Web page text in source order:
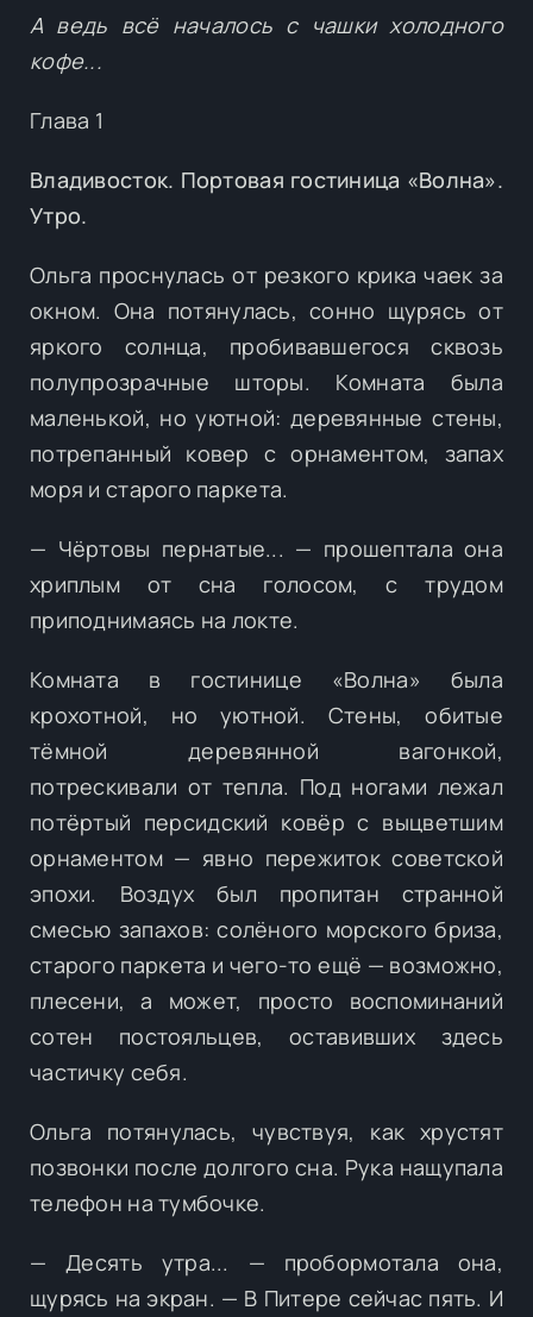
А ведь всё началось с чашки холодного
кофе...
Глава 1
Владивосток. Портовая гостиница «Волна».
Утро.
Ольга проснулась от резкого крика чаек за
окном. Она потянулась, сонно щурясь от
яркого солнца, пробивавшегося сквозь
полупрозрачные шторы. Комната была
маленькой, но уютной: деревянные стены,
потрепанный ковер с орнаментом, запах
моря и старого паркета.
— Чёртовы пернатые... — прошептала она
хриплым от сна голосом, с трудом
приподнимаясь на локте.
Комната в гостинице «Волна» была
крохотной, но уютной. Стены, обитые
тёмной деревянной вагонкой,
потрескивали от тепла. Под ногами лежал
потёртый персидский ковёр с выцветшим
орнаментом — явно пережиток советской
эпохи. Воздух был пропитан странной
смесью запахов: солёного морского бриза,
старого паркета и чего-то ещё — возможно,
плесени, а может, просто воспоминаний
сотен постояльцев, оставивших здесь
частичку себя.
Ольга потянулась, чувствуя, как хрустят
позвонки после долгого сна. Рука нащупала
телефон на тумбочке.
— Десять утра... — пробормотала она,
щурясь на экран. — В Питере сейчас пять. И